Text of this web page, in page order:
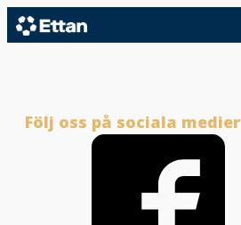
Följ oss på sociala medier